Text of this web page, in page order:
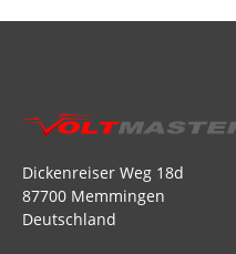
Dickenreiser Weg 18d
87700 Memmingen
Deutschland